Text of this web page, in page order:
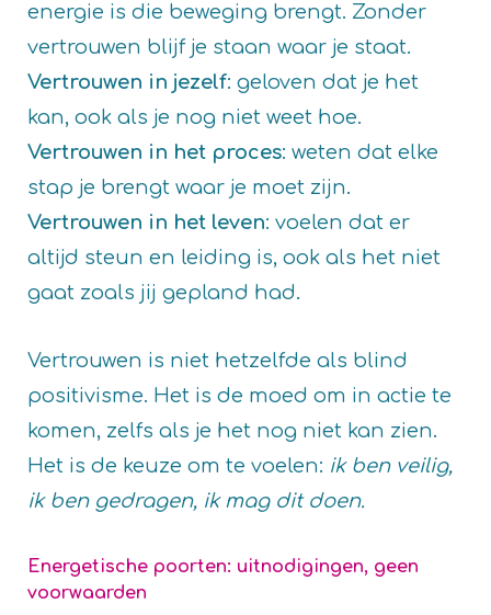
energie is die beweging brengt. Zonder
vertrouwen blijf je staan waar je staat.
Vertrouwen in jezelf: geloven dat je het
kan, ook als je nog niet weet hoe.
Vertrouwen in het proces: weten dat elke
stap je brengt waar je moet zijn.
Vertrouwen in het leven: voelen dat er
altijd steun en leiding is, ook als het niet
gaat zoals jij gepland had.
Vertrouwen is niet hetzelfde als blind
positivisme. Het is de moed om in actie te
komen, zelfs als je het nog niet kan zien.
Het is de keuze om te voelen: ik ben veilig,
ik ben gedragen, ik mag dit doen.
Energetische poorten: uitnodigingen, geen
voorwaarden